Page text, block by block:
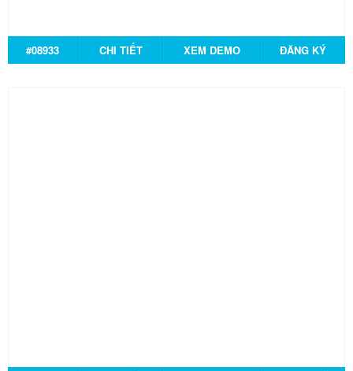
#08933 CHI TIẾT XEM DEMO ĐĂNG KÝ